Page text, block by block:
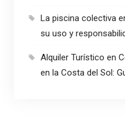
La piscina colectiva
su uso y
Alquiler Turístico en
en la Costa del Sol: